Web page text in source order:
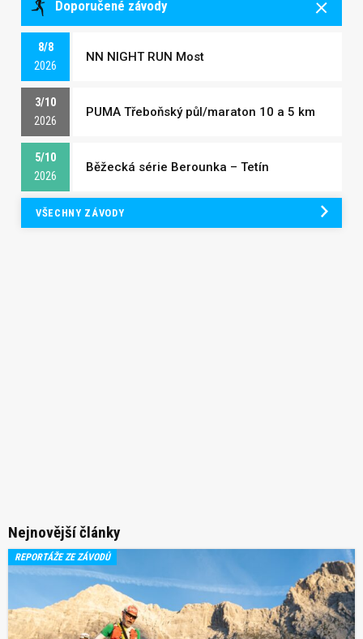
Doporučené závody
8/8
2026
NN NIGHT RUN Most
3/10
2026
PUMA Třeboňský půl/maraton 10 a 5 km
5/10
2026
Běžecká série Berounka – Tetín
VŠECHNY ZÁVODY
Nejnovější články
REPORTÁŽE ZE ZÁVODŮ